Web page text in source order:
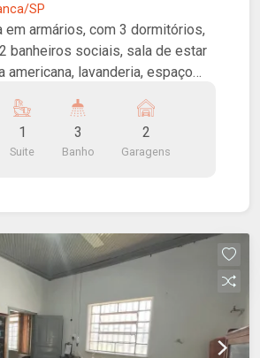
SP
em armários, com 3 dormitórios,
banheiros sociais, sala de estar
americana, lavanderia, espaço
1
Suite
3
Banho
2
Garagens